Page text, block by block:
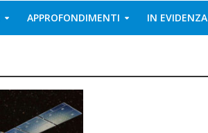
APPROFONDIMENTI IN EVIDENZA